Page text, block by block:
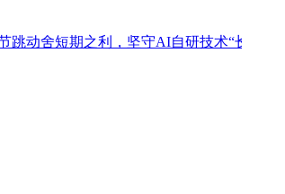
舍短期之利，坚守AI自研技术“长跑道”